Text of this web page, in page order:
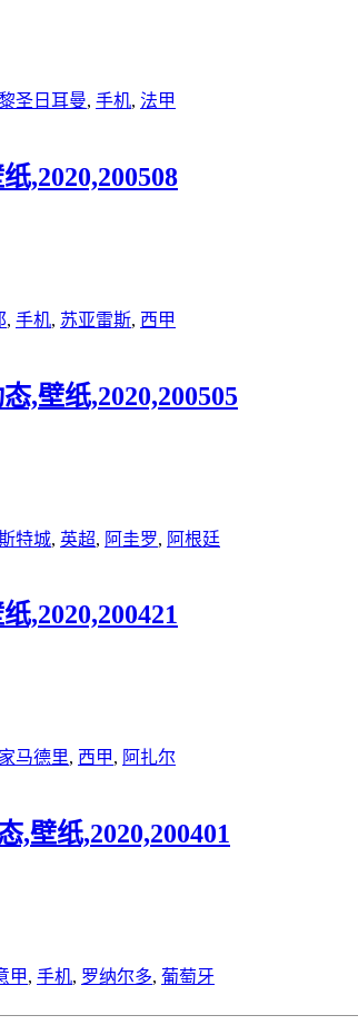
圣日耳曼, 手机, 法甲
,2020,200508
, 手机, 苏亚雷斯, 西甲
,壁纸,2020,200505
特城, 英超, 阿圭罗, 阿根廷
,2020,200421
马德里, 西甲, 阿扎尔
,壁纸,2020,200401
甲, 手机, 罗纳尔多, 葡萄牙